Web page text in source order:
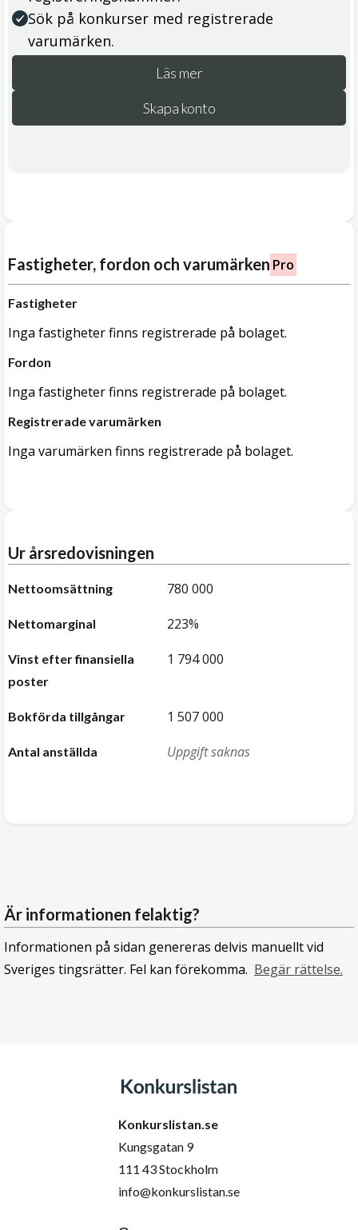
Sök på konkurser med registrerade
varumärken.
Läs mer
Skapa konto
Fastigheter, fordon och varumärken Pro
Fastigheter
Inga fastigheter finns registrerade på bolaget.
Fordon
Inga fastigheter finns registrerade på bolaget.
Registrerade varumärken
Inga varumärken finns registrerade på bolaget.
Ur årsredovisningen
Nettoomsättning 780 000
Nettomarginal 223%
Vinst efter finansiella
poster
1 794 000
Bokförda tillgångar 1 507 000
Antal anställda Uppgift saknas
Är informationen felaktig?
Informationen på sidan genereras delvis manuellt vid
Sveriges tingsrätter. Fel kan förekomma. Begär rättelse.
Konkurslistan.se
Kungsgatan 9
111 43 Stockholm
info@konkurslistan.se